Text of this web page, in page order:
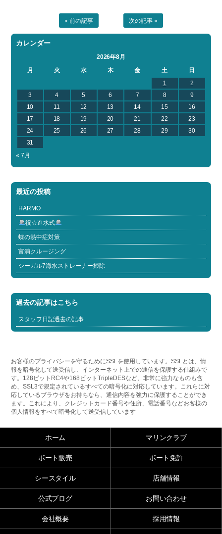
« 前の記事 次の記事 »
カレンダー
2026年8月
月
火 水 木 金 土
日
1
2
3
4 5 6 7 8
9
10
11 12 13 14 15
16
17
18 19 20 21 22
23
24
25 26 27 28 29
30
31
« 7月
最近の投稿
HARMO
祝☆進水式
蝶の熱中症対策
富浦クルージング
シーガル7海水ストレーナー掃除
過去の記事はこちら
スタッフ日記過去の記事
お客様のプライバシーを守るためにSSLを使用しています。SSLとは、情
報を暗号化して送受信し、インターネット上での通信を保護する仕組みで
す。128ビットRC4や168ビットTripleDESなど、非常に強力なものも含
め、SSL3で規定されているすべての暗号化に対応しています。これらに対
応しているブラウザをお持ちなら、通信内容を強力に保護することができ
ます。これにより、クレジットカード番号や住所、電話番号などお客様の
個人情報をすべて暗号化して送受信しています
ホーム マリンクラブ
ボート販売 ボート免許
シースタイル 店舗情報
公式ブログ お問い合わせ
会社概要 採用情報